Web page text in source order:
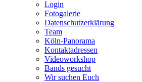
Login
Fotogalerie
Datenschutzerklärung
Team
Köln-Panorama
Kontaktadressen
Videoworkshop
Bands gesucht
Wir suchen Euch